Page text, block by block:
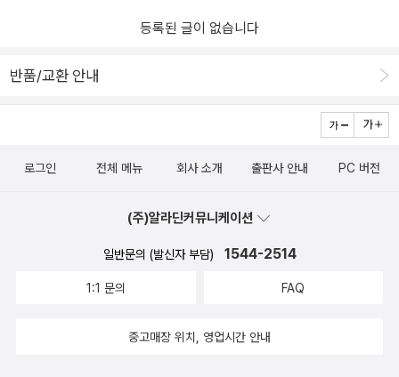
등록된 글이 없습니다
반품/교환 안내
로그인 전체 메뉴 회사 소개 출판사 안내 PC 버전
(주)알라딘커뮤니케이션
일반문의 (발신자 부담) 1544-2514
1:1 문의 FAQ
중고매장 위치, 영업시간 안내